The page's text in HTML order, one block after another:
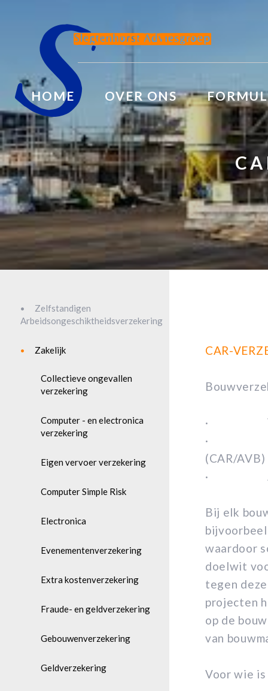
HOME OVER ONS
Zelfstandigen
Arbeidsongeschiktheidsverzekering
Zakelijk
Collectieve ongevallen
verzekering
Computer - en electronica
verzekering
Eigen vervoer verzekering
Computer Simple Risk
Electronica
Evenementenverzekering
Extra kostenverzekering
Fraude- en geldverzekering
Gebouwenverzekering
Geldverzekering
CAR-
·
· Ook
(CAR/AVB)
· Alle
Bij elk
waardoor
doelwit
tegen
projecten
op de
van
Voor wie